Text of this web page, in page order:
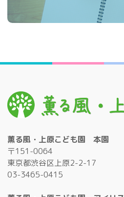
薫る風・上原こども園 本園
〒151-0064
東京都渋谷区上原2-2-17
03-3465-0415